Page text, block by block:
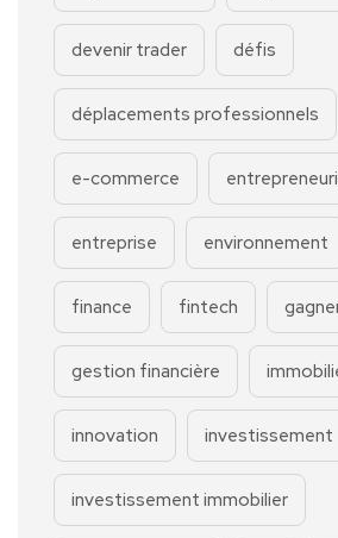
devenir trader défis
déplacements professionnels
e-commerce
entreprise environnement
finance fintech
gestion financière
innovation investissement
investissement immobilier